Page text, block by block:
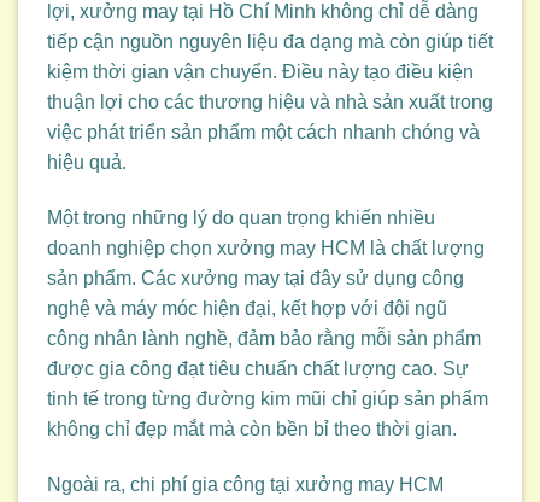
lợi, xưởng may tại Hồ Chí Minh không chỉ dễ dàng
tiếp cận nguồn nguyên liệu đa dạng mà còn giúp tiết
kiệm thời gian vận chuyển. Điều này tạo điều kiện
thuận lợi cho các thương hiệu và nhà sản xuất trong
việc phát triển sản phẩm một cách nhanh chóng và
hiệu quả.
Một trong những lý do quan trọng khiến nhiều
doanh nghiệp chọn xưởng may HCM là chất lượng
sản phẩm. Các xưởng may tại đây sử dụng công
nghệ và máy móc hiện đại, kết hợp với đội ngũ
công nhân lành nghề, đảm bảo rằng mỗi sản phẩm
được gia công đạt tiêu chuẩn chất lượng cao. Sự
tinh tế trong từng đường kim mũi chỉ giúp sản phẩm
không chỉ đẹp mắt mà còn bền bỉ theo thời gian.
Ngoài ra, chi phí gia công tại xưởng may HCM